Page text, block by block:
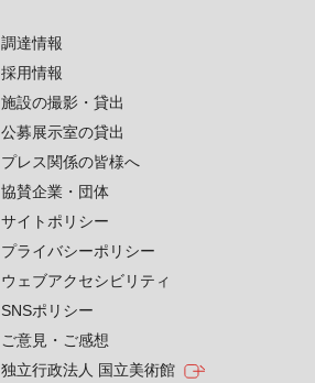
調達情報
採用情報
施設の撮影・貸出
公募展示室の貸出
プレス関係の皆様へ
協賛企業・団体
サイトポリシー
プライバシーポリシー
ウェブアクセシビリティ
SNSポリシー
ご意見・ご感想
独立行政法人 国立美術館